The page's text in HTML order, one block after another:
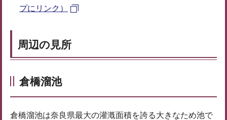
プにリンク）
周辺の見所
倉橋溜池
倉橋溜池は奈良県最大の灌漑面積を誇る大きなため池で